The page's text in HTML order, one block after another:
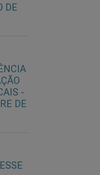
DE
-
DE